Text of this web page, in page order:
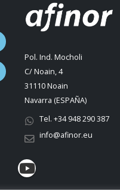
Pol. Ind. Mocholi
C/ Noain, 4
31110 Noain
Navarra (ESPAÑA)
Tel. +34 948 290 387
info@afinor.eu